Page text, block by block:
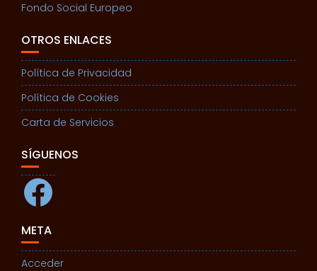
Fondo Social Europeo
OTROS ENLACES
Política de Privacidad
Política de Cookies
Carta de Servicios
SÍGUENOS
Facebook
META
Acceder